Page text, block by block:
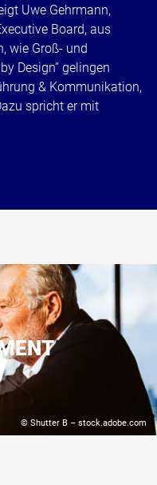
Uwe Gehrmann,
Board, aus
wie Groß- und
Design” gelingen
& Kommunikation,
spricht er mit
© Shutter B – stock.adobe.com